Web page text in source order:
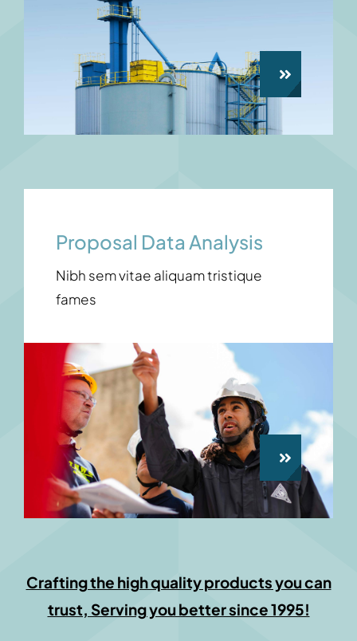
Proposal Data Analysis
Nibh sem vitae aliquam tristique
fames
Crafting the high quality products you can
trust, Serving you better since 1995!